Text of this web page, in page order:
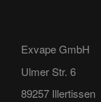
Exvape GmbH
Ulmer Str. 6
89257 Illertissen